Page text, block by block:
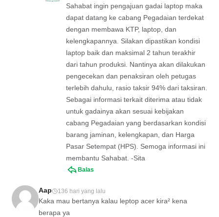
Sahabat ingin pengajuan gadai laptop maka
dapat datang ke cabang Pegadaian terdekat
dengan membawa KTP, laptop, dan
kelengkapannya. Silakan dipastikan kondisi
laptop baik dan maksimal 2 tahun terakhir
dari tahun produksi. Nantinya akan dilakukan
pengecekan dan penaksiran oleh petugas
terlebih dahulu, rasio taksir 94% dari taksiran.
Sebagai informasi terkait diterima atau tidak
untuk gadainya akan sesuai kebijakan
cabang Pegadaian yang berdasarkan kondisi
barang jaminan, kelengkapan, dan Harga
Pasar Setempat (HPS). Semoga informasi ini
membantu Sahabat. -Sita
Balas
Aap 136 hari yang lalu
Kaka mau bertanya kalau leptop acer kira² kena
berapa ya